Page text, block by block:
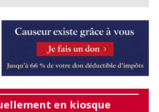
en kiosque